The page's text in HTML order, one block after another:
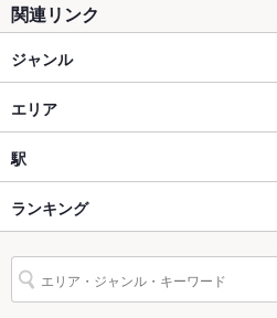
ソファー
テラス席
貸切
設備
未確認
バリアフリ
ー
なし
駐車場
関連リンク
ジャンル
和食
焼き鳥・鶏料理
上尾・北上尾・蓮田 × 和食
上尾・北上尾・蓮田 × 焼き鳥・鶏料理
上尾駅 × 和食
エリア
上尾
上尾 × 和食
上尾 × 焼き鳥・鶏料理
埼玉
駅
上尾駅
ランキング
埼玉のグルメランキング
埼玉の和食ランキング